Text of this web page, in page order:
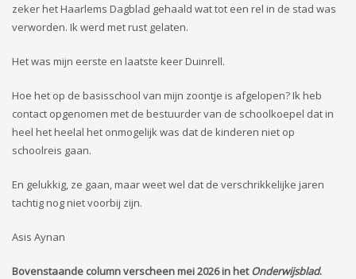
zekerhetHaarlems Dagblad gehaald wattot een rel in de stad was
verworden. Ik werd met rust gelaten.
Het was mijn eerste en laatste keer Duinrell.
Hoe het op de basisschool van mijn zoontje is afgelopen? Ik heb
contact opgenomen met de bestuurder van de schoolkoepel dat in
heel hetheelal het onmogelijkwas dat de kinderen niet op
schoolreis gaan.
En gelukkig, ze gaan, maar weet wel dat de verschrikkelijke jaren
tachtig nog niet voorbij zijn.
Asis Aynan
Bovenstaande column verscheen mei 2026 in hetOnderwijsblad.